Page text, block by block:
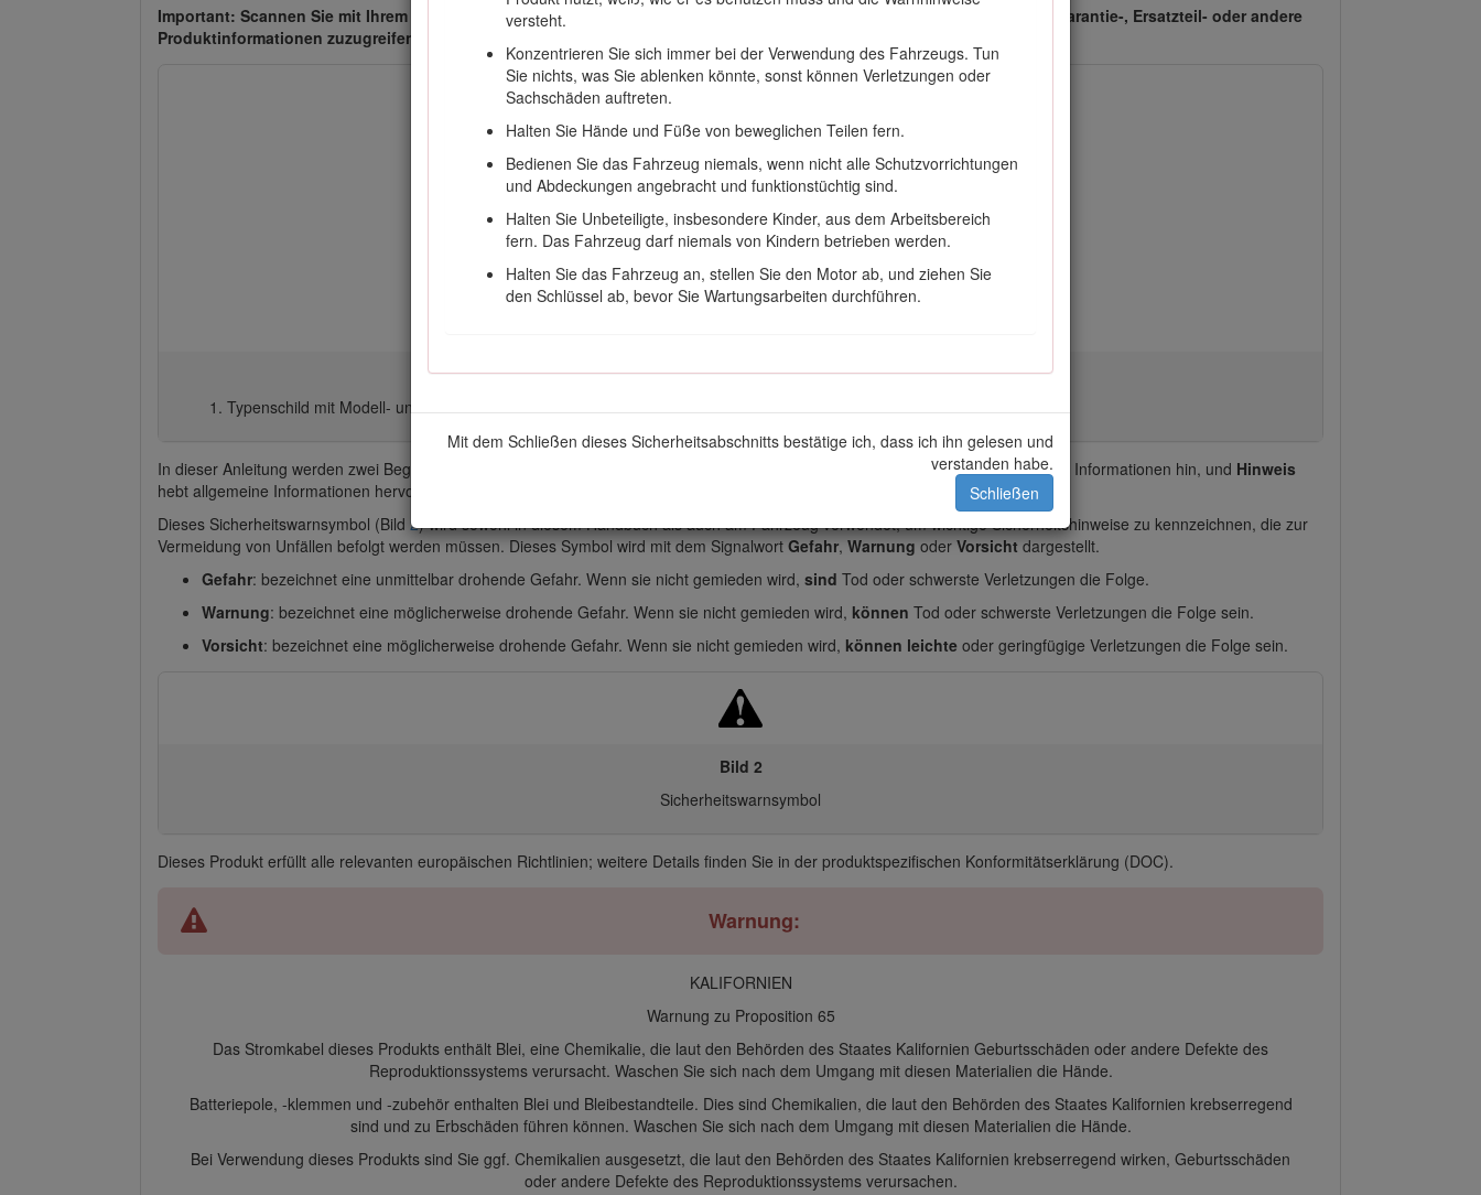
versteht.
Konzentrieren Sie sich immer bei der Verwendung des Fahrzeugs. Tun
Sie nichts, was Sie ablenken könnte, sonst können Verletzungen oder
Sachschäden auftreten.
Halten Sie Hände und Füße von beweglichen Teilen fern.
Bedienen Sie das Fahrzeug niemals, wenn nicht alle Schutzvorrichtungen
und Abdeckungen angebracht und funktionstüchtig sind.
Halten Sie Unbeteiligte, insbesondere Kinder, aus dem Arbeitsbereich
fern. Das Fahrzeug darf niemals von Kindern betrieben werden.
Halten Sie das Fahrzeug an, stellen Sie den Motor ab, und ziehen Sie
den Schlüssel ab, bevor Sie Wartungsarbeiten durchführen.
Mit dem Schließen dieses Sicherheitsabschnitts bestätige ich, dass ich ihn gelesen und
verstanden habe.
Schließen
Important: Scannen Sie mit Ihrem Mobilgerät den QR-Code auf dem Seriennummernaufkleber (falls vorhanden), um auf Garantie-, Ersatzteil- oder andere
Produktinformationen zuzugreifen.
Bild 1
Typenschild mit Modell- und Seriennummer
In dieser Anleitung werden zwei Begriffe zur Hervorhebung von Informationen verwendet. weist auf spezielle mechanische Informationen hin, und Hinweis
hebt allgemeine Informationen hervor, die Ihre besondere Beachtung verdienen.
Dieses Sicherheitswarnsymbol (Bild 2) wird sowohl in diesem Handbuch als auch am Fahrzeug verwendet, um wichtige Sicherheitshinweise zu kennzeichnen, die zur
Vermeidung von Unfällen befolgt werden müssen. Dieses Symbol wird mit dem Signalwort Gefahr, Warnung oder Vorsicht dargestellt.
Gefahr: bezeichnet eine unmittelbar drohende Gefahr. Wenn sie nicht gemieden wird, sind Tod oder schwerste Verletzungen die Folge.
Warnung: bezeichnet eine möglicherweise drohende Gefahr. Wenn sie nicht gemieden wird, können Tod oder schwerste Verletzungen die Folge sein.
Vorsicht: bezeichnet eine möglicherweise drohende Gefahr. Wenn sie nicht gemieden wird, können leichte oder geringfügige Verletzungen die Folge sein.
Bild 2
Sicherheitswarnsymbol
Dieses Produkt erfüllt alle relevanten europäischen Richtlinien; weitere Details finden Sie in der produktspezifischen Konformitätserklärung (DOC).
Warnung:
KALIFORNIEN
Warnung zu Proposition 65
Das Stromkabel dieses Produkts enthält Blei, eine Chemikalie, die laut den Behörden des Staates Kalifornien Geburtsschäden oder andere Defekte des
Reproduktionssystems verursacht. Waschen Sie sich nach dem Umgang mit diesen Materialien die Hände.
Batteriepole, -klemmen und -zubehör enthalten Blei und Bleibestandteile. Dies sind Chemikalien, die laut den Behörden des Staates Kalifornien krebserregend
sind und zu Erbschäden führen können. Waschen Sie sich nach dem Umgang mit diesen Materialien die Hände.
Bei Verwendung dieses Produkts sind Sie ggf. Chemikalien ausgesetzt, die laut den Behörden des Staates Kalifornien krebserregend wirken, Geburtsschäden
oder andere Defekte des Reproduktionssystems verursachen.